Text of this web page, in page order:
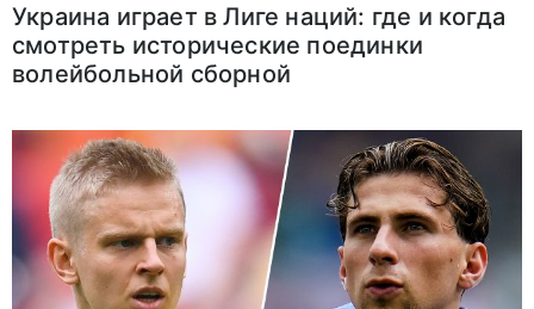
Украина играет в Лиге наций: где и когда
смотреть исторические поединки
волейбольной сборной